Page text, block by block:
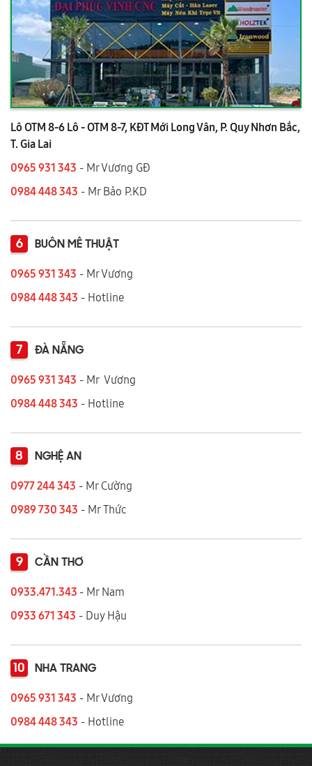
Lô OTM 8-6 Lô - OTM 8-7, KĐT Mới Long Vân, P. Quy Nhơn Bắc,
T. Gia Lai
0965 931 343 - Mr Vương GĐ
0984 448 343 - Mr Bảo P.KD
6 BUÔN MÊ THUẬT
0965 931 343 - Mr Vương
0984 448 343 - Hotline
7 ĐÀ NẴNG
0965 931 343 - Mr Vương
0984 448 343 - Hotline
8 NGHỆ AN
0977 244 343 - Mr Cường
0989 730 343 - Mr Thức
9 CẦN THƠ
0933.471.343 - Mr Nam
0933 671 343 - Duy Hậu
10 NHA TRANG
0965 931 343 - Mr Vương
0984 448 343 - Hotline